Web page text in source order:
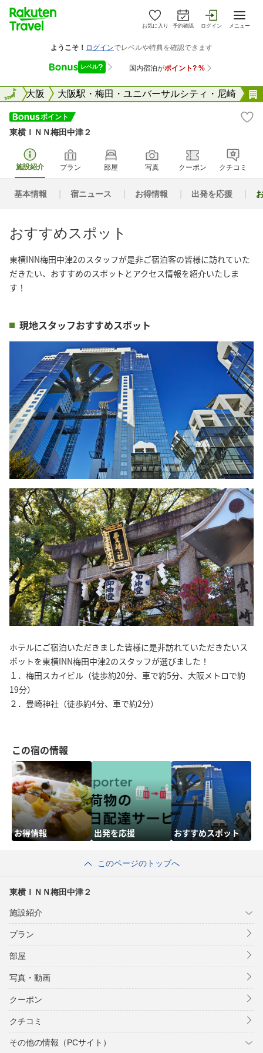
お気に入り 予約確認 ログイン メニュー
府 大阪 大阪駅・梅田・ユニバーサルシティ・尼崎
全国
東横ＩＮＮ梅田中津２
施設紹介 プラン 部屋 写真 クーポン クチコミ
基本情報 宿ニュース お得情報 出発を応援
おすすめスポット
東横INN梅田中津2のスタッフが是非ご宿泊客の皆様に訪れていた
だきたい、おすすめのスポットとアクセス情報を紹介いたしま
す！
現地スタッフおすすめスポット
ホテルにご宿泊いただきました皆様に是非訪れていただきたいス
ポットを東横INN梅田中津2のスタッフが選びました！
１．梅田スカイビル（徒歩約20分、車で約5分、大阪メトロで約
19分）
２．豊崎神社（徒歩約4分、車で約2分）
この宿の情報
お得情報 出発を応援 おすすめスポット
このページのトップへ
東横ＩＮＮ梅田中津２
施設紹介
プラン
部屋
写真・動画
クーポン
クチコミ
その他の情報（PCサイト）